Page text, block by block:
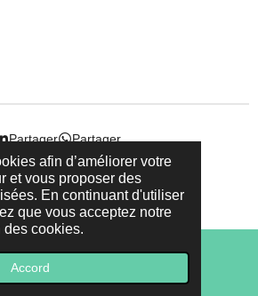
afin d’améliorer votre
et vous proposer des
En continuant d'utiliser
que vous acceptez notre
des cookies.
Accord
Partager Partager
sante.ch
E-mail